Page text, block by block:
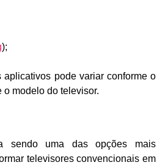
);
pode variar conforme o
modelo do televisor.
sendo uma das opções mais
televisores convencionais em